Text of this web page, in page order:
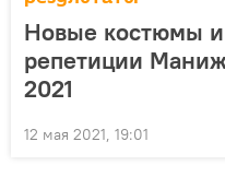
Новые костюмы и
репетиции
2021
12 мая 2021, 19:01